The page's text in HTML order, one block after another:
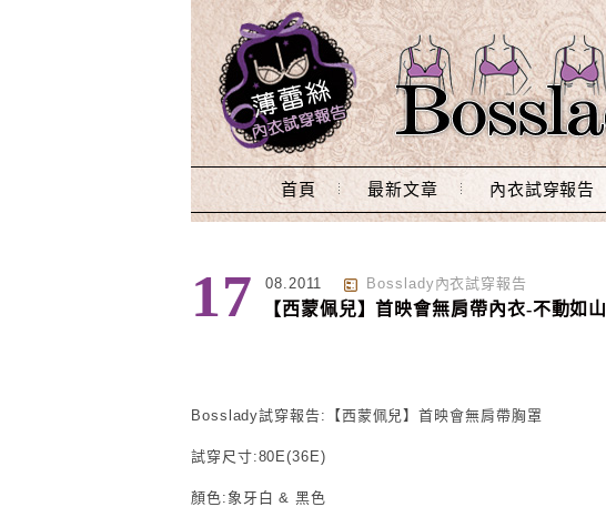
Main Menu
首頁 最新文章 內衣試穿報告
17 08.2011 Bosslady內衣試穿報告
【西蒙佩兒】首映會無肩帶內衣-不動如山
Bosslady試穿報告:【西蒙佩兒】首映會無肩帶胸罩
試穿尺寸:80E(36E)
顏色:象牙白 & 黑色